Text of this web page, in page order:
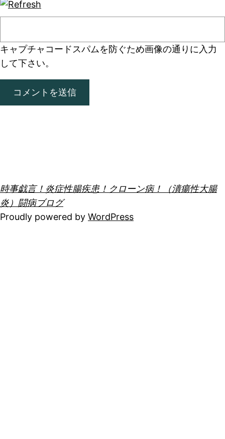
キャプチャコードスパムを防ぐため画像の通りに入力
して下さい。
時事戯言！炎症性腸疾患！クローン病！（潰瘍性大腸
炎）闘病ブログ
Proudly powered by WordPress